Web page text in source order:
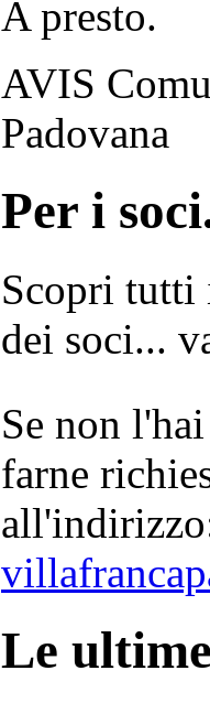
A presto.
AVIS
Padovana
Per i
Scopri tutti
dei soci...
Se non
farne
Le